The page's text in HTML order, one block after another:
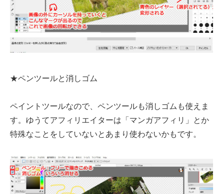
★ペンツールと消しゴム
ペイントツールなので、ペンツールも消しゴムも使えま
す。ゆうてアフィリエイターは「マンガアフィリ」とか
特殊なことをしていないとあまり使わないかもです。